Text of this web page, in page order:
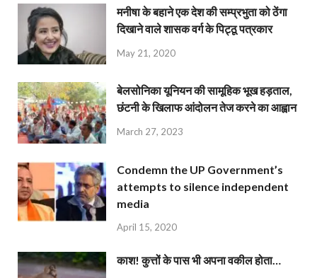
मनीषा के बहाने एक देश की सम्प्रभुता को ठेंगा
दिखाने वाले शासक वर्ग के पिट्ठू पत्रकार
May 21, 2020
बेलसोनिका यूनियन की सामूहिक भूख हड़ताल,
छंटनी के खिलाफ आंदोलन तेज करने का आह्वान
March 27, 2023
Condemn the UP Government’s
attempts to silence independent
media
April 15, 2020
काश! कुत्तों के पास भी अपना वकील होता…